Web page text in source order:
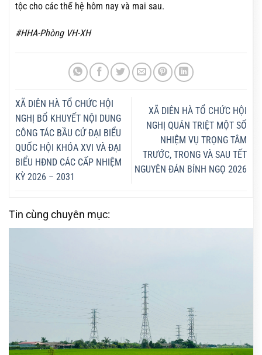
tộc cho các thế hệ hôm nay và mai sau.
#HHA-Phòng VH-XH
XÃ DIÊN HÀ TỔ CHỨC HỘI
NGHỊ BỔ KHUYẾT NỘI DUNG
CÔNG TÁC BẦU CỬ ĐẠI BIỂU
QUỐC HỘI KHÓA XVI VÀ ĐẠI
BIỂU HĐND CÁC CẤP NHIỆM
KỲ 2026 – 2031
XÃ DIÊN HÀ TỔ CHỨC HỘI
NGHỊ QUÁN TRIỆT MỘT SỐ
NHIỆM VỤ TRỌNG TÂM
TRƯỚC, TRONG VÀ SAU TẾT
NGUYÊN ĐÁN BÍNH NGỌ 2026
Tin cùng chuyên mục: